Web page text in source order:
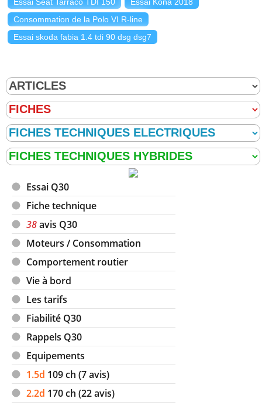
Consommation de la Polo VI R-line
Essai skoda fabia 1.4 tdi 90 dsg dsg7
Essai Q30
Fiche technique
38avis Q30
Moteurs / Consommation
Comportement routier
Vie à bord
Les tarifs
Fiabilité Q30
Rappels Q30
Equipements
1.5d 109ch (7 avis)
2.2d 170ch (22 avis)